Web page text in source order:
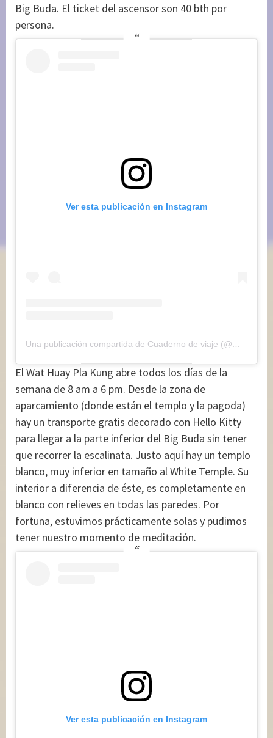
Big Buda. El ticket del ascensor son 40 bth por
persona.
Ver esta publicación en Instagram
Una publicación compartida de Cuaderno de viaje (@maryajosess)
El Wat Huay Pla Kung abre todos los días de la
semana de 8 am a 6 pm. Desde la zona de
aparcamiento (donde están el templo y la pagoda)
hay un transporte gratis decorado con Hello Kitty
para llegar a la parte inferior del Big Buda sin tener
que recorrer la escalinata. Justo aquí hay un templo
blanco, muy inferior en tamaño al White Temple. Su
interior a diferencia de éste, es completamente en
blanco con relieves en todas las paredes. Por
fortuna, estuvimos prácticamente solas y pudimos
tener nuestro momento de meditación.
Ver esta publicación en Instagram